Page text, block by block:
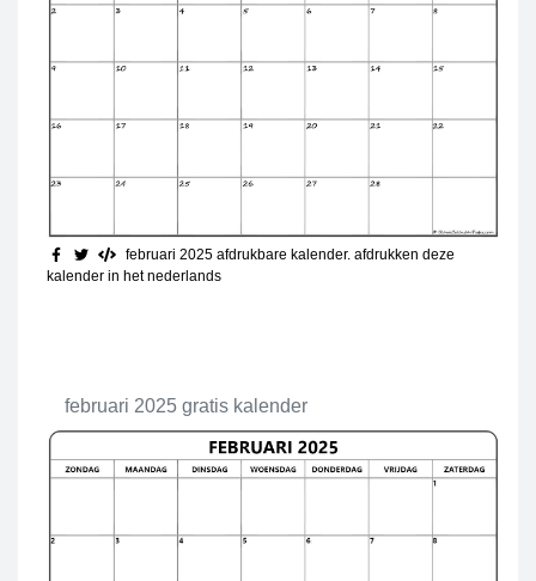
februari 2025 afdrukbare kalender. afdrukken deze
kalender in het nederlands
februari 2025 gratis kalender